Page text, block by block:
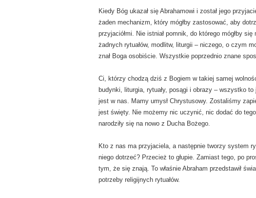
Kiedy Bóg ukazał się Abrahamowi i został jego
żaden mechanizm, który mógłby zastosować, aby
przyjaciółmi. Nie istniał pomnik, do którego mógłby
żadnych rytuałów, modlitw, liturgii – niczego, o czym
znał Boga osobiście. Wszystkie poprzednio znane
Ci, którzy chodzą dziś z Bogiem w takiej samej
budynki, liturgia, rytuały, posągi i obrazy – wszystko
jest w nas. Mamy umysł Chrystusowy. Zostaliśmy
jest święty. Nie możemy nic uczynić, nic dodać do
narodziły się na nowo z Ducha Bożego.
Kto z nas ma przyjaciela, a następnie tworzy system
niego dotrzeć? Przecież to głupie. Zamiast tego, po
tym, że się znają. To właśnie Abraham przedstawił
potrzeby religijnych rytuałów.